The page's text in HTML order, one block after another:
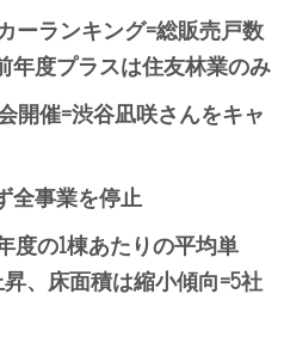
ーランキング=総販売戸数
年度プラスは住友林業のみ
開催=渋谷凪咲さんをキャ
全事業を停止
度の1棟あたりの平均単
、床面積は縮小傾向=5社